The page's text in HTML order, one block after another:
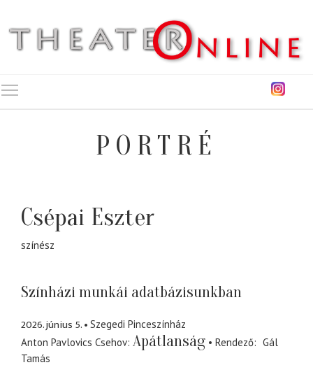
PORTRÉ
Csépai Eszter
színész
Színházi munkái adatbázisunkban
2026. június 5.
Szegedi Pinceszínház
Anton Pavlovics Csehov Apátlanság Rendező
Gál
Tamás